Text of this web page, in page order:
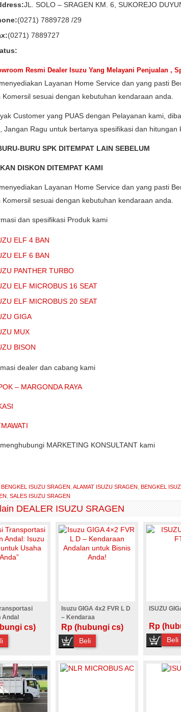
JL. SOLO – SRAGEN KM. 6, SUKOREJO
(0271) 7889728 /29
(0271) 7889727
Resmi Dealer Isuzu Yang Melayani Penjualan ,
Layanan Home Service dan yang pasti
Komersil sesuai dengan kebutuhan kendaraan anda.
Customer yang PUAS dengan Pelayanan kami,
Jangan Ragu untuk bertanya spesifikasi dan
BURU SPK DITEMPAT LAIN SEBELUM
DISKON DITEMPAT KAMI
Layanan Home Service dan yang pasti
Komersil sesuai dengan kebutuhan kendaraan anda.
dan spesifikasi Produk kami
ELF 4 BAN
ELF 6 BAN
PANTHER TURBO
ELF MICROBUS 16 SEAT
ELF MICROBUS 20 SEAT
GIGA
MUX
BISON
dealer dan cabang kami
– MARGONDA RAYA
MARKETING KONSULTANT kami
BENGKEL ISUZU SRAGEN ALAMAT ISUZU SRAGEN BENGKEL
SALES ISUZU SRAGEN
DEALER ISUZU SRAGEN
Andal
cs)
Isuzu GIGA 4x2 FVR L D
– Kendaraa
Rp (hubungi cs)
Beli
ISUZU
Rp
Beli